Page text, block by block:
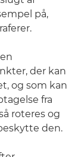
på,
der kan
og som kan
fra
roteres og
den.